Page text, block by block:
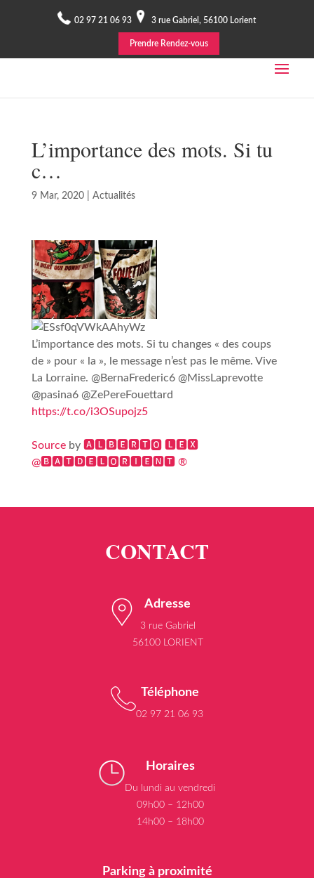
02 97 21 06 93 3 rue Gabriel, 56100 Lorient
Prendre Rendez-vous
L’importance des mots. Si tu
c…
9 Mar, 2020| Actualités
L’importance des mots. Si tu changes « des coups
de » pour « la », le message n’est pas le même. Vive
La Lorraine. @BernaFrederic6 @MissLaprevotte
@pasina6 @ZePereFouettard
https://t.co/i3OSupojz5
Sourceby 🅰🅻🅱🅴🆁🆃🅾 🅻🅴🆇
@🅱🅰🆃🅳🅴🅻🅾🆁🅸🅴🅽🆃 ®
Adresse
3 rue Gabriel
56100 LORIENT
Téléphone
02 97 21 06 93
Horaires
Du lundi au vendredi
09h00 – 12h00
14h00 – 18h00
Parking à proximité